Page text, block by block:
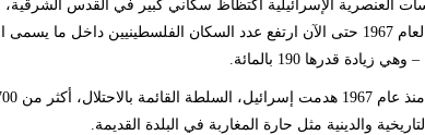
العنصرية الإسرائيلية اكتظاظ سكاني كبير في القدس الشرقية،
للسكان في المدينة. ومنذ العام 1967 حتى الآن ارتفع عدد السكان
والدينية مثل حارة المغاربة في البلدة القديمة.